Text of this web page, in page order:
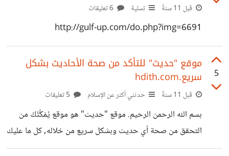
قبل 11 سنةً تسلية
http://gulf-up.com/do.php?img=6691
5
موقع "حديث" للتأكد من صحة الأحاديث بشكل
سريع.hdith.com
قبل 11 سنةً حدثني أكثر عن الإسلام
بسم الله الرحمن الرحيم. موقع "حديث" هو موقع يُمَكِّنُكَ من
التحقق من صحة أي حديث وبشكل سريع من خلاله, كل ما عليك
فعله هو كتابة جزء من الحديث أو الحديث كله لتظهر لك النتائج.